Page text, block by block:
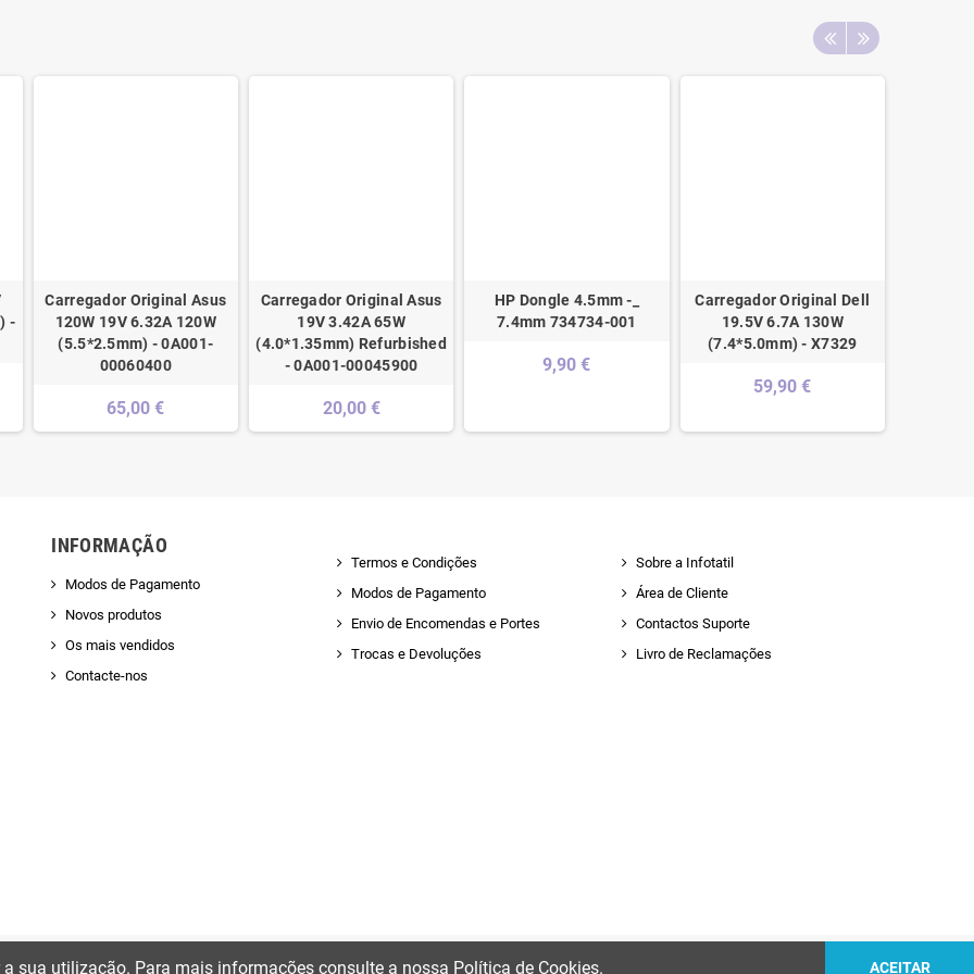
-
Carregador Original Asus
120W 19V 6.32A 120W
(5.5*2.5mm) - 0A001-
00060400
65,00 €
Carregador Original Asus
19V 3.42A 65W
(4.0*1.35mm) Refurbished
- 0A001-00045900
20,00 €
HP Dongle 4.5mm -_
7.4mm 734734-001
9,90 €
Carregador Original Dell
19.5V 6.7A 130W
(7.4*5.0mm) - X7329
59,90 €
INFORMAÇÃO
Modos de Pagamento
Novos produtos
Os mais vendidos
Contacte-nos
Termos e Condições
Modos de Pagamento
Envio de Encomendas e Portes
Trocas e Devoluções
Sobre a Infotatil
Área de Cliente
Contactos Suporte
Livro de Reclamações
sua utilização. Para mais informações consulte a nossa Política de Cookies. ACEITAR